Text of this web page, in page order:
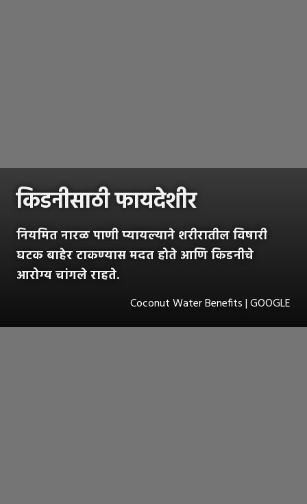
किडनीसाठी फायदेशीर
नियमित नारळ पाणी प्यायल्याने शरीरातील विषारी
घटक बाहेर टाकण्यास मदत होते आणि किडनीचे
आरोग्य चांगले राहते.
Coconut Water Benefits | GOOGLE